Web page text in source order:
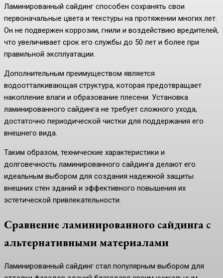
Ламинированный сайдинг способен сохранять свои
первоначальные цвета и текстуры на протяжении многих лет.
Он не подвержен коррозии, гнили и воздействию вредителей,
что увеличивает срок его службы до 50 лет и более при
правильной эксплуатации.
Дополнительным преимуществом является
водоотталкивающая структура, которая предотвращает
накопление влаги и образование плесени. Установка
ламинированного сайдинга не требует сложного ухода,
достаточно периодической чистки для поддержания его
внешнего вида.
Таким образом, технические характеристики и
долговечность ламинированного сайдинга делают его
идеальным выбором для создания надежной защиты
внешних стен зданий и эффективного повышения их
эстетической привлекательности.
Сравнение ламинированного сайдинга с
альтернативными материалами
Ламинированный сайдинг стал популярным выбором для